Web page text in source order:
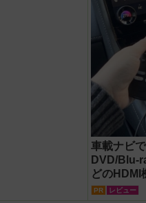
車載ナビ
DVD/Blu-
どのHDMI
ルート。
PR レビュー